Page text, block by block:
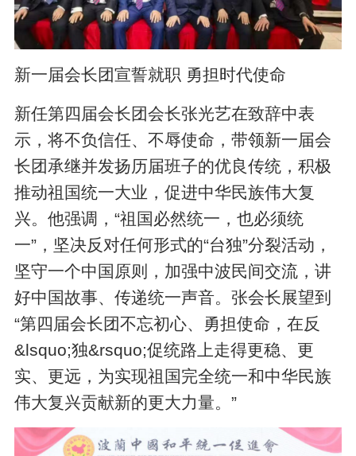
新一届会长团宣誓就职 勇担时代使命
新任第四届会长团会长张光艺在致辞中表
示，将不负信任、不辱使命，带领新一届会
长团承继并发扬历届班子的优良传统，积极
推动祖国统一大业，促进中华民族伟大复
兴。他强调，“祖国必然统一，也必须统
一”，坚决反对任何形式的“台独”分裂活动，
坚守一个中国原则，加强中波民间交流，讲
好中国故事、传递统一声音。张会长展望到
“第四届会长团不忘初心、勇担使命，在反
&lsquo;独&rsquo;促统路上走得更稳、更
实、更远，为实现祖国完全统一和中华民族
伟大复兴贡献新的更大力量。”